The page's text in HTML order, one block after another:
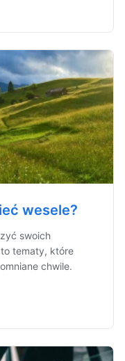
wesele?
swoich
tematy, które
chwile.